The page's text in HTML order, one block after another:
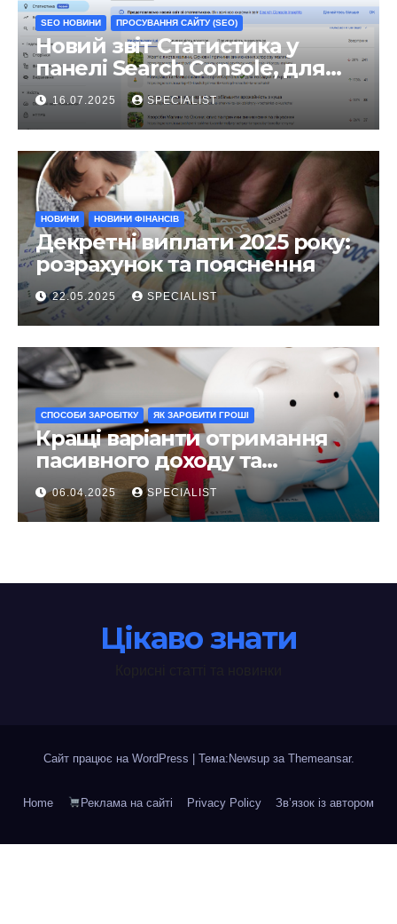
SEO НОВИНИ ПРОСУВАННЯ САЙТУ (SEO)
Новий звіт Статистика у
панелі Search Console, для
чого він?
16.07.2025 SPECIALIST
НОВИНИ НОВИНИ ФІНАНСІВ
Декретні виплати 2025 року:
розрахунок та пояснення
22.05.2025 SPECIALIST
СПОСОБИ ЗАРОБІТКУ ЯК ЗАРОБИТИ ГРОШІ
Кращі варіанти отримання
пасивного доходу та
інвестування у 2025 році
06.04.2025 SPECIALIST
Цікаво знати
Сайт працює на WordPress Тема:Newsup за Themeansar.
Home Реклама на сайті Privacy Policy Зв’язок із автором